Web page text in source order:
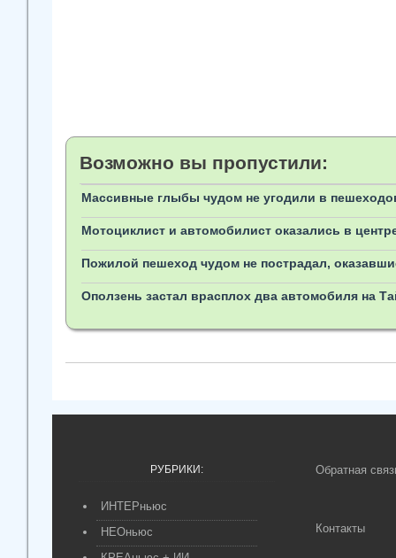
Возможно вы пропустили:
Массивные глыбы чудом не угодили в
Мотоциклист и автомобилист оказались в
Пожилой пешеход чудом не пострадал,
Оползень застал врасплох два автомобиля на
РУБРИКИ:
ИНТЕРньюс
НЕОньюс
Обратная
Контакты